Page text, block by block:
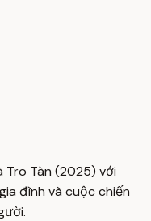
Tro Tàn (2025) với
đình và cuộc chiến